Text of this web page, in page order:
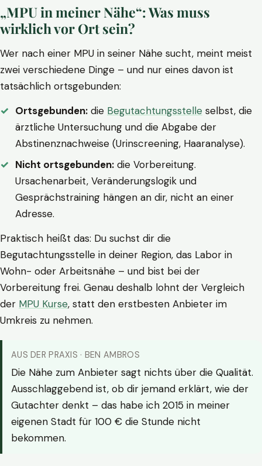
„MPU in meiner Nähe“: Was muss
wirklich vor Ort sein?
Wer nach einer MPU in seiner Nähe sucht, meint meist
zwei verschiedene Dinge – und nur eines davon ist
tatsächlich ortsgebunden:
Ortsgebunden: die Begutachtungsstelle selbst, die
ärztliche Untersuchung und die Abgabe der
Abstinenznachweise (Urinscreening, Haaranalyse).
Nicht ortsgebunden: die Vorbereitung.
Ursachenarbeit, Veränderungslogik und
Gesprächstraining hängen an dir, nicht an einer
Adresse.
Praktisch heißt das: Du suchst dir die
Begutachtungsstelle in deiner Region, das Labor in
Wohn- oder Arbeitsnähe – und bist bei der
Vorbereitung frei. Genau deshalb lohnt der Vergleich
der MPU Kurse, statt den erstbesten Anbieter im
Umkreis zu nehmen.
AUS DER PRAXIS · BEN AMBROS
Die Nähe zum Anbieter sagt nichts über die Qualität.
Ausschlaggebend ist, ob dir jemand erklärt, wie der
Gutachter denkt – das habe ich 2015 in meiner
eigenen Stadt für 100 € die Stunde nicht
bekommen.